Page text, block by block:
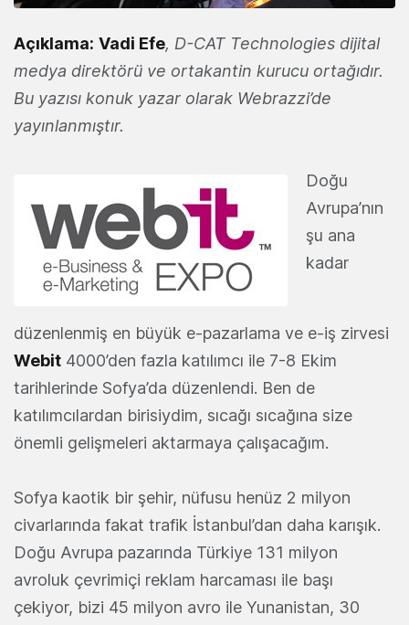
Açıklama: Vadi Efe, D-CAT Technologies dijital
medya direktörü ve ortakantin kurucu ortağıdır.
Bu yazısı konuk yazar olarak Webrazzi’de
yayınlanmıştır.
Doğu
Avrupa’nın
şu ana
kadar
düzenlenmiş en büyük e-pazarlama ve e-iş zirvesi
Webit 4000’den fazla katılımcı ile 7-8 Ekim
tarihlerinde Sofya’da düzenlendi. Ben de
katılımcılardan birisiydim, sıcağı sıcağına size
önemli gelişmeleri aktarmaya çalışacağım.
Sofya kaotik bir şehir, nüfusu henüz 2 milyon
civarlarında fakat trafik İstanbul’dan daha karışık.
Doğu Avrupa pazarında Türkiye 131 milyon
avroluk çevrimiçi reklam harcaması ile başı
çekiyor, bizi 45 milyon avro ile Yunanistan, 30